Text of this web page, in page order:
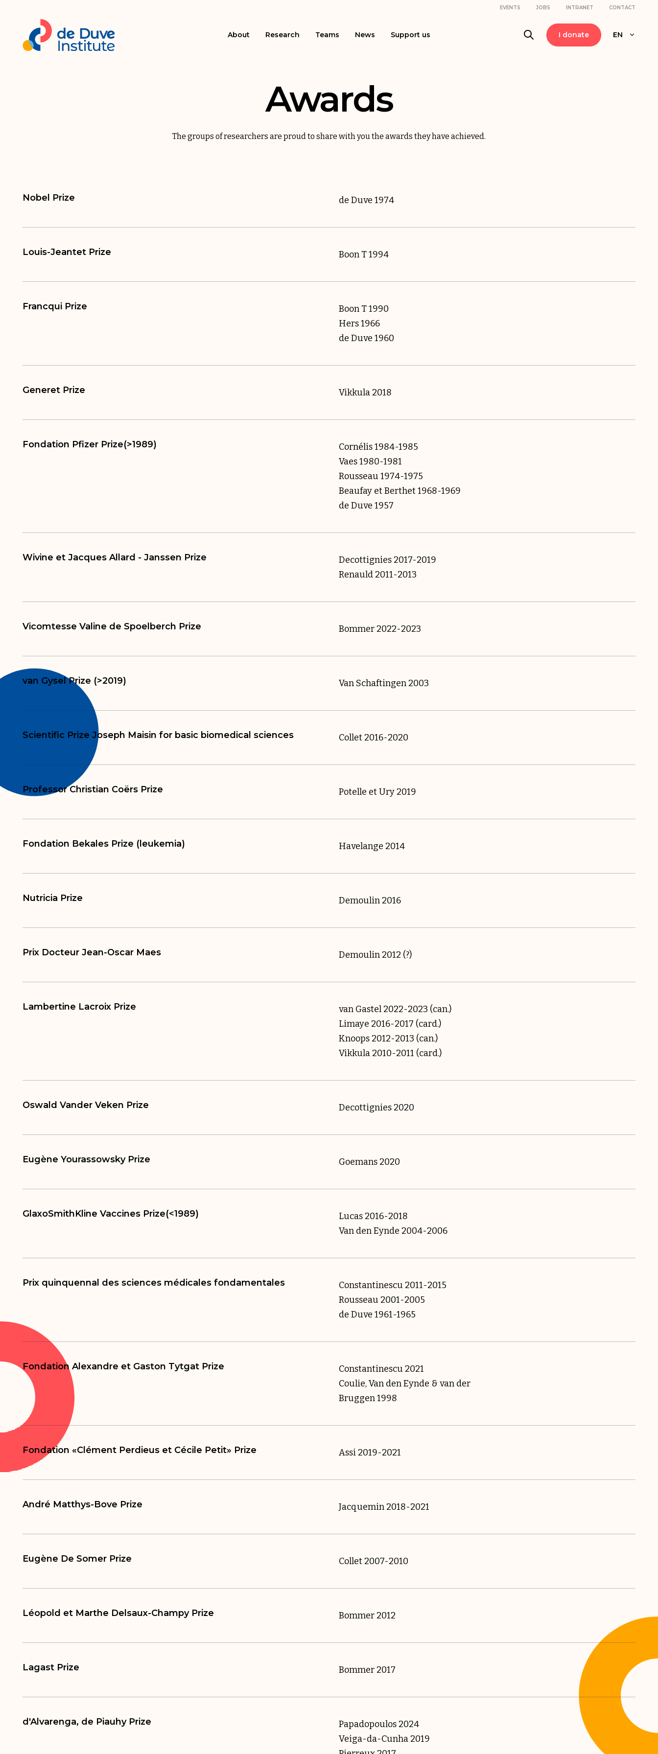
EVENTS JOBS INTRANET CONTACT
About Research Teams News Support us I donate EN
Awards
The groups of researchers are proud to share with you the awards they have achieved.
Nobel Prize de Duve 1974
Louis-Jeantet Prize Boon T 1994
Francqui Prize
Boon T 1990
Hers 1966
de Duve 1960
Generet Prize Vikkula 2018
Fondation Pfizer Prize(>1989)
Cornélis 1984-1985
Vaes 1980-1981
Rousseau 1974-1975
Beaufay et Berthet 1968-1969
de Duve 1957
Wivine et Jacques Allard - Janssen Prize
Decottignies 2017-2019
Renauld 2011-2013
Vicomtesse Valine de Spoelberch Prize Bommer 2022-2023
van Gysel Prize (>2019) Van Schaftingen 2003
Scientific Prize Joseph Maisin for basic biomedical sciences Collet 2016-2020
Professor Christian Coërs Prize Potelle et Ury 2019
Fondation Bekales Prize (leukemia) Havelange 2014
Nutricia Prize Demoulin 2016
Prix Docteur Jean-Oscar Maes Demoulin 2012 (?)
Lambertine Lacroix Prize
van Gastel 2022-2023 (can.)
Limaye 2016-2017 (card.)
Knoops 2012-2013 (can.)
Vikkula 2010-2011 (card.)
Oswald Vander Veken Prize Decottignies 2020
Eugène Yourassowsky Prize Goemans 2020
GlaxoSmithKline Vaccines Prize(<1989)
Lucas 2016-2018
Van den Eynde 2004-2006
Prix quinquennal des sciences médicales fondamentales
Constantinescu 2011-2015
Rousseau 2001-2005
de Duve 1961-1965
Fondation Alexandre et Gaston Tytgat Prize
Constantinescu 2021
Coulie, Van den Eynde & van der
Bruggen 1998
Fondation «Clément Perdieus et Cécile Petit» Prize Assi 2019-2021
André Matthys-Bove Prize Jacquemin 2018-2021
Eugène De Somer Prize Collet 2007-2010
Léopold et Marthe Delsaux-Champy Prize Bommer 2012
Lagast Prize Bommer 2017
d'Alvarenga, de Piauhy Prize
Papadopoulos 2024
Veiga-da-Cunha 2019